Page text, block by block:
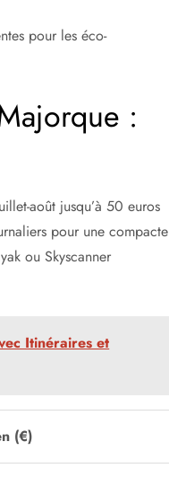
pour les éco-
:
août jusqu’à 50 euros
pour une compacte
ou Skyscanner
Itinéraires et
(€)